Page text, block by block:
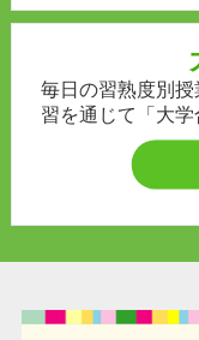
毎日の習熟度別
習を通じて「大学